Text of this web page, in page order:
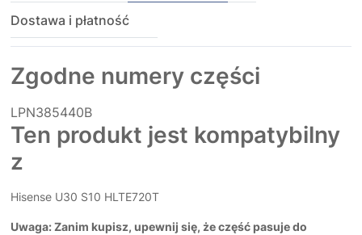
Dostawa i płatność
Zgodne numery części
LPN385440B
Ten produkt jest kompatybilny
z
Hisense U30 S10 HLTE720T
Uwaga: Zanim kupisz, upewnij się, że część pasuje do